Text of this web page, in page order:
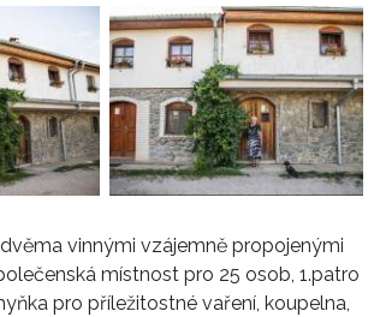
vinnými vzájemně propojenými
místnost pro 25 osob, 1.patro
pro příležitostné vaření, koupelna,